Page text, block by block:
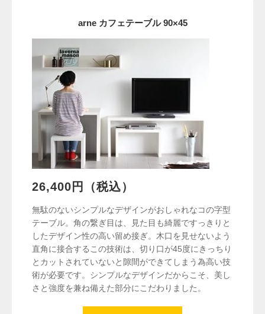
arne カフェテーブル 90×45
26,400円（税込）
無駄のないシンプルなデザインがおしゃれなコの字型
テーブル。角の繋ぎ目は、見た目も綺麗ですっきりと
したデザイン性の高い留め接ぎ。木口を見せないよう
直角に接合するこの技術は、切り口が45度にきっちり
とカットされていないと隙間ができてしまう為高い技
術が必要です。シンプルなデザインだからこそ、美し
さと強度を兼ね備えた部分にこだわりました。